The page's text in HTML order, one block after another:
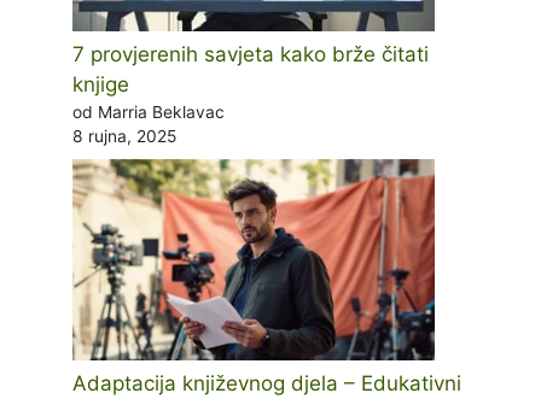
7 provjerenih savjeta kako brže čitati
knjige
od Marria Beklavac
8 rujna, 2025
Adaptacija književnog djela – Edukativni